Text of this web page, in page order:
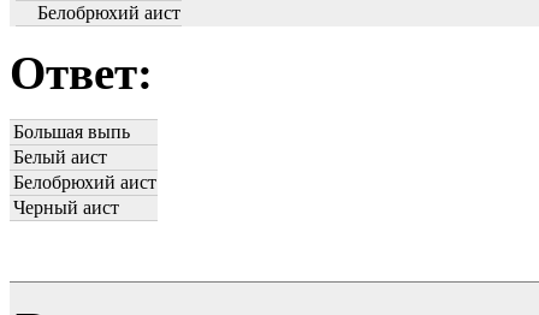
Белобрюхий аист
Ответ:
Большая выпь
Белый аист
Белобрюхий аист
Черный аист